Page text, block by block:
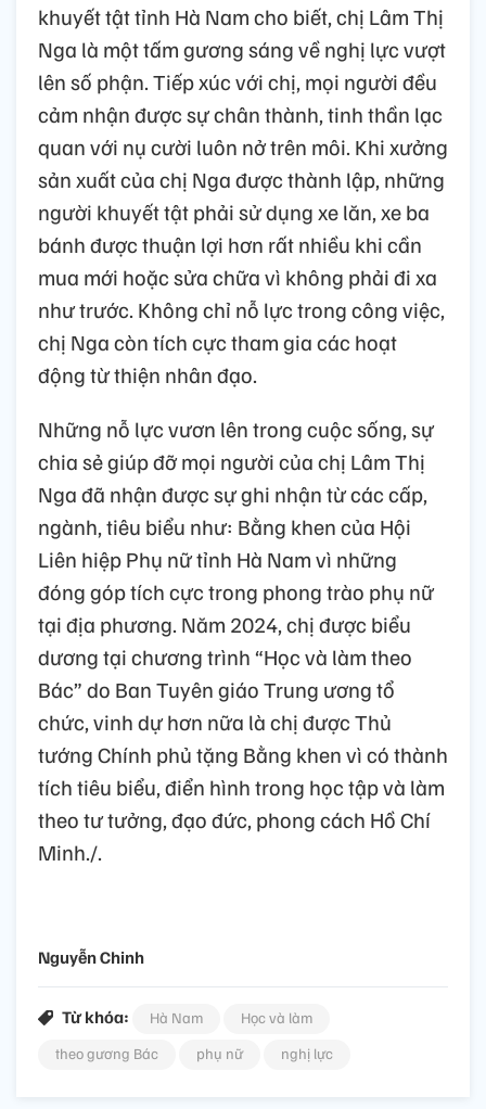
khuyết tật tỉnh Hà Nam cho biết, chị Lâm Thị
Nga là một tấm gương sáng về nghị lực vượt
lên số phận. Tiếp xúc với chị, mọi người đều
cảm nhận được sự chân thành, tinh thần lạc
quan với nụ cười luôn nở trên môi. Khi xưởng
sản xuất của chị Nga được thành lập, những
người khuyết tật phải sử dụng xe lăn, xe ba
bánh được thuận lợi hơn rất nhiều khi cần
mua mới hoặc sửa chữa vì không phải đi xa
như trước. Không chỉ nỗ lực trong công việc,
chị Nga còn tích cực tham gia các hoạt
động từ thiện nhân đạo.
Những nỗ lực vươn lên trong cuộc sống, sự
chia sẻ giúp đỡ mọi người của chị Lâm Thị
Nga đã nhận được sự ghi nhận từ các cấp,
ngành, tiêu biểu như: Bằng khen của Hội
Liên hiệp Phụ nữ tỉnh Hà Nam vì những
đóng góp tích cực trong phong trào phụ nữ
tại địa phương. Năm 2024, chị được biểu
dương tại chương trình “Học và làm theo
Bác” do Ban Tuyên giáo Trung ương tổ
chức, vinh dự hơn nữa là chị được Thủ
tướng Chính phủ tặng Bằng khen vì có thành
tích tiêu biểu, điển hình trong học tập và làm
theo tư tưởng, đạo đức, phong cách Hồ Chí
Minh./.
Nguyễn Chinh
Từ khóa: Hà Nam
Học và làm
theo gương Bác
phụ nữ nghị lực